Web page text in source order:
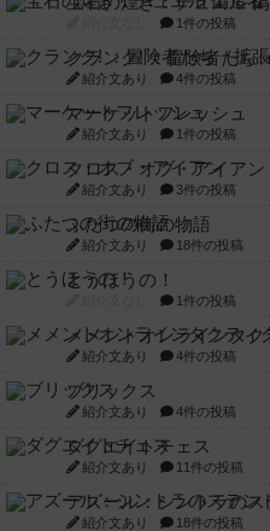
1件の投稿
クランク! ：冒険者たち
紹介文あり 4件の投稿
マーケットフレッシュ
紹介文あり 1件の投稿
クロス・オブ・アイアン
紹介文あり 3件の投稿
ふたつの街の物語
紹介文あり 18件の投稿
とうほうの！
1件の投稿
メメントオンラインタク
紹介文あり 4件の投稿
ブリックス
紹介文あり 4件の投稿
ダグエイトチェス
紹介文あり 11件の投稿
アズール：シントラのス
紹介文あり 18件の投稿